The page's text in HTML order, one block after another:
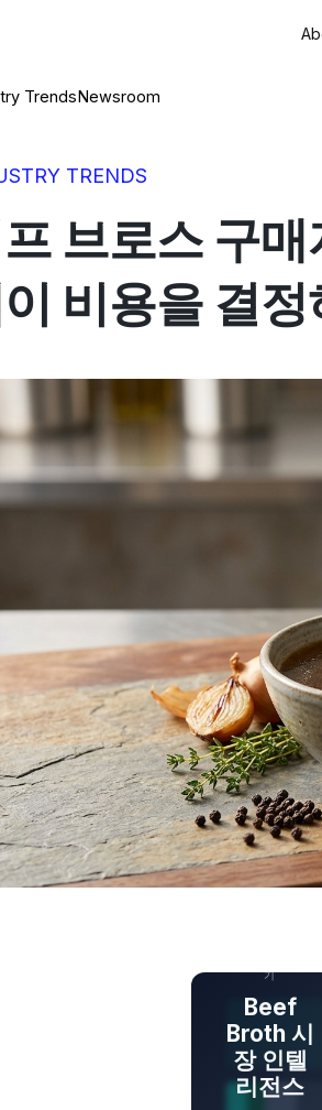
TrendsNewsroom
TRENDS
브로스 구
비용을 결
기
Beef
Broth 시
장 인텔
리전스